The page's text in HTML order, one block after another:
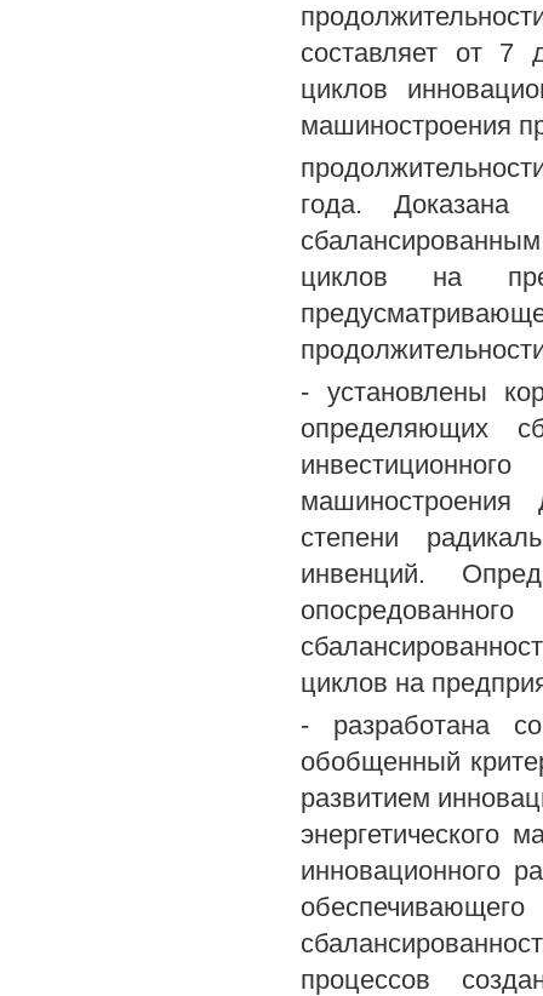
составляет от 7
циклов
машиностроения
года. Доказана
циклов на
- установлены
определяющих
машиностроения
степени
инвенций.
циклов на
- разработана
обобщенный
развитием
энергетического
инновационного
процессов